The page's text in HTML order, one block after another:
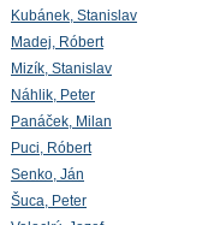
Kubánek, Stanislav
Madej, Róbert
Mizík, Stanislav
Náhlik, Peter
Panáček, Milan
Puci, Róbert
Senko, Ján
Šuca, Peter